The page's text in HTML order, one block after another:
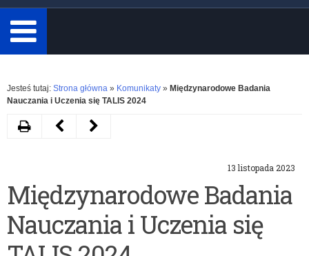
minimum
3
znaki.
Rozwiń
Jesteś tutaj: Strona główna » Komunikaty » Międzynarodowe Badania
Nauczania i Uczenia się TALIS 2024
13 listopada 2023
Międzynarodowe Badania
Nauczania i Uczenia się
DrukujNastępny
warsztaty
„Wspomaganie
wychowawczej
Poprzedni
edycja
konkursu
„Postaw